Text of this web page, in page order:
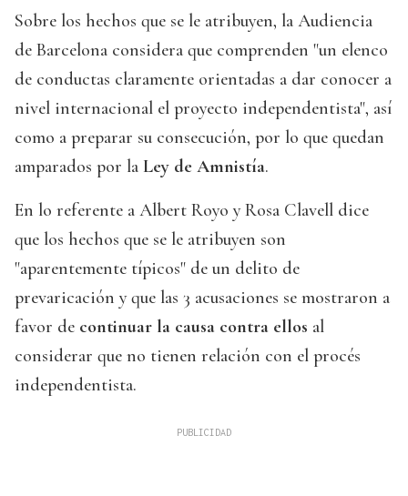
Sobre los hechos que se le atribuyen, la Audiencia
de Barcelona considera que comprenden "un elenco
de conductas claramente orientadas a dar conocer a
nivel internacional el proyecto independentista", así
como a preparar su consecución, por lo que quedan
amparados por la Ley de Amnistía.
En lo referente a Albert Royo y Rosa Clavell dice
que los hechos que se le atribuyen son
"aparentemente típicos" de un delito de
prevaricación y que las 3 acusaciones se mostraron a
favor de continuar la causa contra ellos al
considerar que no tienen relación con el procés
independentista.